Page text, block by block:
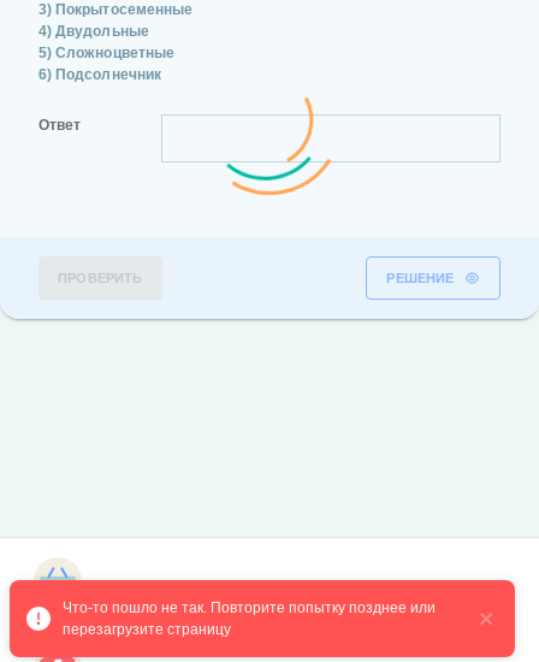
3) Покрытосеменные
4) Двудольные
5) Сложноцветные
6) Подсолнечник
Ответ
ПРОВЕРИТЬ РЕШЕНИЕ
Что-то пошло не так. Повторите попытку позднее или
перезагрузите страницу